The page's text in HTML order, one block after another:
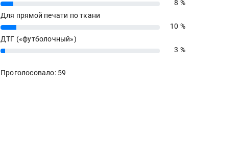
8%
8 %
Для прямой печати по ткани
10%
10 %
ДТГ («футболочный»)
3% 3 %
Проголосовало: 59